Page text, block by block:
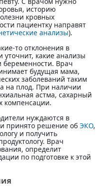
историю
кровных
пациентку направят
анализы).
то отклонения в
какие анализы
беременности. Врач
будущая мама,
заболеваний таким
на плод. При наличии
астма, сахарный
компенсации.
нуждаются в
принято решение об ЭКО,
и получить
Врач
определит
по подготовке к этой